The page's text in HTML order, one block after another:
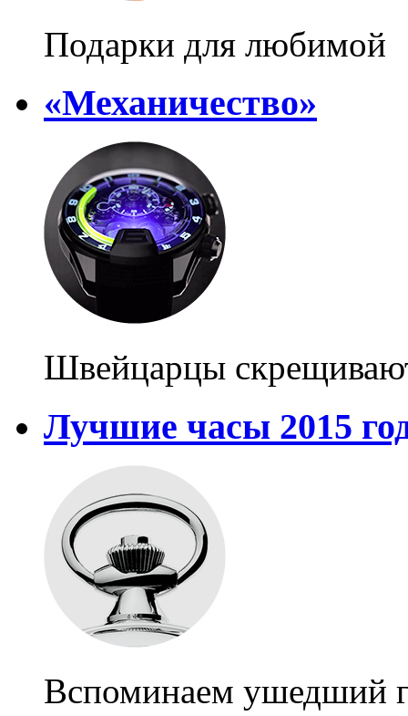
Подарки для любимой
«Механичество»
Швейцарцы
Лучшие часы 2015
Вспоминаем ушедший